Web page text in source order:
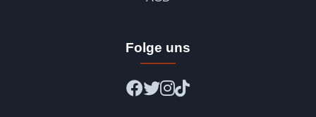
Folge uns